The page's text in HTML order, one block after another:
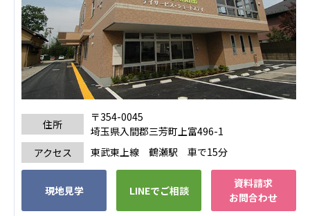
住所
〒354-0045
埼玉県入間郡三芳町上富496-1
アクセス
東武東上線 鶴瀬駅 車で15分
現地見学 LINEでご相談
資料請求
お問合わせ